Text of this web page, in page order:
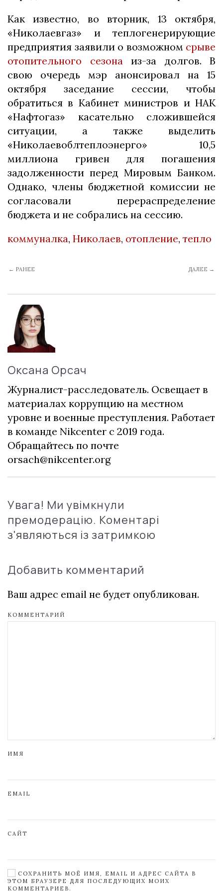
Как известно, во вторник, 13 октября,
«Николаевгаз» и теплогенерирующие
предприятия заявили о возможном срыве
отопительного сезонаиз-за долгов. В
свою очередь мэр анонсировал на 15
октября заседание сессии, чтобы
обратиться в Кабинет министров и НАК
«Нафтогаз» касательно сложившейся
ситуации, а также выделить
«Николаевоблтеплоэнерго» 10,5
миллиона гривен для погашения
задолженности перед Мировым Банком.
Однако, члены бюджетной комиссии не
согласовали перераспределение
бюджета и не собрались на сессию.
коммуналка, Николаев, отопление, тепло
← РАНЕЕ ДАЛЕЕ →
Оксана Орсач
Журналист-расследователь. Освещает в
материалах коррупцию на местном
уровне и военные преступления. Работает
в команде Nikcenter с 2019 года.
Обращайтесь по почте
orsach@nikcenter.org
Увага! Ми увімкнули
премодерацію. Коментарі
з'являються із затримкою
Добавить комментарий
Ваш адрес email не будет опубликован.
КОММЕНТАРИЙ
ИМЯ
EMAIL
САЙТ
СОХРАНИТЬ МОЁ ИМЯ, EMAIL И АДРЕС САЙТА В
ЭТОМ БРАУЗЕРЕ ДЛЯ ПОСЛЕДУЮЩИХ МОИХ
КОММЕНТАРИЕВ.